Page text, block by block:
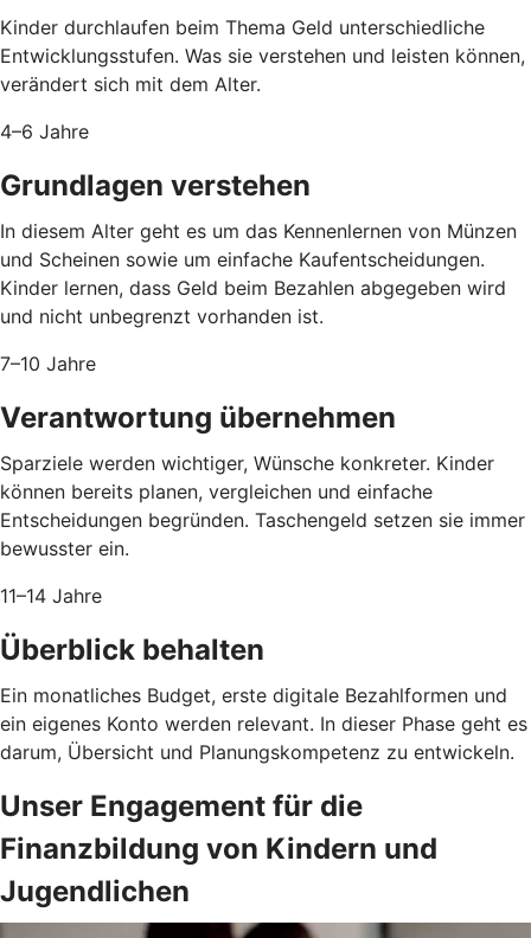
Kinder durchlaufen beim Thema Geld unterschiedliche
Entwicklungsstufen. Was sie verstehen und leisten können,
verändert sich mit dem Alter.
4–6 Jahre
Grundlagen verstehen
In diesem Alter geht es um das Kennenlernen von Münzen
und Scheinen sowie um einfache Kaufentscheidungen.
Kinder lernen, dass Geld beim Bezahlen abgegeben wird
und nicht unbegrenzt vorhanden ist.
7–10 Jahre
Verantwortung übernehmen
Sparziele werden wichtiger, Wünsche konkreter. Kinder
können bereits planen, vergleichen und einfache
Entscheidungen begründen. Taschengeld setzen sie immer
bewusster ein.
11–14 Jahre
Überblick behalten
Ein monatliches Budget, erste digitale Bezahlformen und
ein eigenes Konto werden relevant. In dieser Phase geht es
darum, Übersicht und Planungskompetenz zu entwickeln.
Unser Engagement für die
Finanzbildung von Kindern und
Jugendlichen